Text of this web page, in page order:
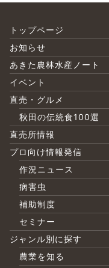
トップページ
お知らせ
あきた農林水産ノート
イベント
直売・グルメ
秋田の伝統食100選
直売所情報
プロ向け情報発信
作況ニュース
病害虫
補助制度
セミナー
ジャンル別に探す
農業を知る